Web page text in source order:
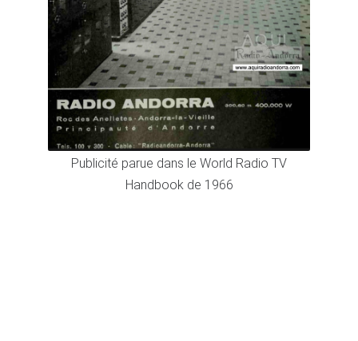
Publicité parue dans le World Radio TV
Handbook de 1966